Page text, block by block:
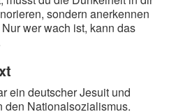
sondern anerkennen
wer wach ist, kann das
ein deutscher Jesuit und
den Nationalsozialismus.